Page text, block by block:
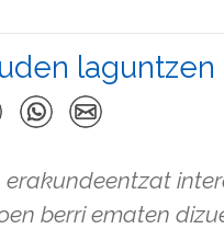
erakundeentzat
berri ematen